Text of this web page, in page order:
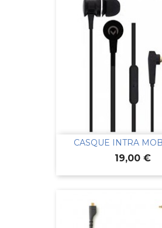
CASQUE INTRA
Prix
19,00 €